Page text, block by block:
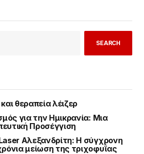
SEARCH
θεραπεία λέιζερ
για την Ημικρανία: Μια
Προσέγγιση
Αλεξανδρίτη: Η σύγχρονη
μείωση της τριχοφυΐας